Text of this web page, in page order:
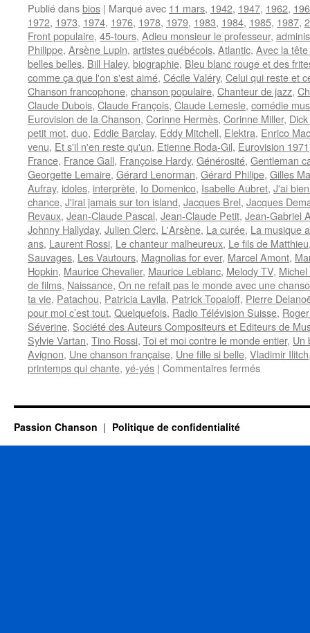
Publié dansbios | Marqué avec 11 mars, 1942, 1947, 1962,
1972, 1973, 1974, 1976, 1978, 1979, 1983, 1984, 1985, 1987,
Front populaire, 45-tours, Adieu monsieur le professeur,
Philippe, Arsène Lupin, artistes québécois, Atlantic, Avec la
belles belles, Bill Haley, biographie, Bleu blanc rouge et des
comme ça que l'on s'est aimé, Cécile Valéry, Celui qui reste et
Chanson francophone, chanson populaire, Chanteur de jazz,
Claude Dubois, Claude François, Claude Lemesle, comédie
Eurovision de la Chanson, Corinne Hermès, Corinne Miller,
petit mot, duo, Eddie Barclay, Eddy Mitchell, Elektra, Enrico
venu, Et s'il n'en reste qu'un, Etienne Roda-Gil, Eurovision 1971
France, France Gall, Françoise Hardy, Générosité, Gentleman
Georgette Lemaire, Gérard Lenorman, Gérard Philipe, Gilles
Aufray, idoles, interprète, Io Domenico, Isabelle Aubret, J'ai
chance, J'irai jamais sur ton island, Jacques Brel, Jacques
Revaux, Jean-Claude Pascal, Jean-Claude Petit, Jean-Gabriel
Johnny Hallyday, Julien Clerc, L'Arsène, La curée, La musique
ans, Laurent Rossi, Le chanteur malheureux, Le fils de Matthieu
Sauvages, Les Vautours, Magnolias for ever, Marcel Amont,
Hopkin, Maurice Chevalier, Maurice Leblanc, Melody TV,
de films, Naissance, On ne refait pas le monde avec une
ta vie, Patachou, Patricia Lavila, Patrick Topaloff, Pierre
pour moi c’est tout, Quelquefois, Radio Télévision Suisse,
Séverine, Société des Auteurs Compositeurs et Editeurs de
Sylvie Vartan, Tino Rossi, Toi et moi contre le monde entier, Un
Avignon, Une chanson française, Une fille si belle, Vladimir Ilitch
printemps qui chante, yé-yés | Commentaires ferméssur
Pierre
Passion Chanson Politique de confidentialité